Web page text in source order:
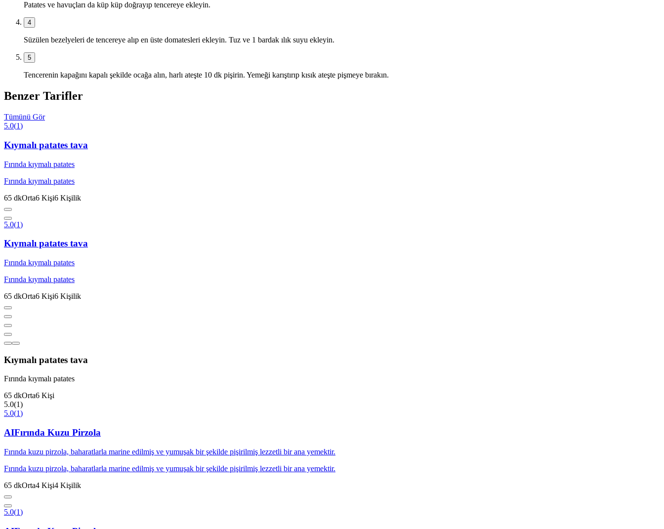
Patates ve havuçları da küp küp doğrayıp tencereye ekleyin.
4
Süzülen bezelyeleri de tencereye alıp en üste domatesleri ekleyin. Tuz ve 1 bardak ılık suyu ekleyin.
5
Tencerenin kapağını kapalı şekilde ocağa alın, harlı ateşte 10 dk pişirin. Yemeği karıştırıp kısık ateşte pişmeye bırakın.
Benzer Tarifler
Tümünü Gör
5.0(1)
Kıymalı patates tava
Fırında kıymalı patates
Fırında kıymalı patates
65 dkOrta6 Kişi6 Kişilik
5.0(1)
Kıymalı patates tava
Fırında kıymalı patates
Fırında kıymalı patates
65 dkOrta6 Kişi6 Kişilik
Kıymalı patates tava
Fırında kıymalı patates
65 dkOrta6 Kişi
5.0(1)
5.0(1)
AIFırında Kuzu Pirzola
Fırında kuzu pirzola, baharatlarla marine edilmiş ve yumuşak bir şekilde pişirilmiş lezzetli bir ana yemektir.
Fırında kuzu pirzola, baharatlarla marine edilmiş ve yumuşak bir şekilde pişirilmiş lezzetli bir ana yemektir.
65 dkOrta4 Kişi4 Kişilik
5.0(1)